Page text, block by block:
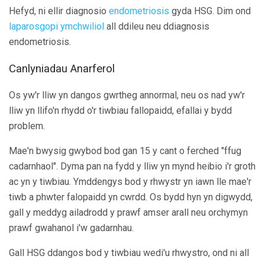
Hefyd, ni ellir diagnosio endometriosis gyda HSG. Dim ond
laparosgopi ymchwiliol all ddileu neu ddiagnosis
endometriosis.
Canlyniadau Anarferol
Os yw'r lliw yn dangos gwrtheg annormal, neu os nad yw'r
lliw yn llifo'n rhydd o'r tiwbiau fallopaidd, efallai y bydd
problem.
Mae'n bwysig gwybod bod gan 15 y cant o ferched "ffug
cadarnhaol". Dyma pan na fydd y lliw yn mynd heibio i'r groth
ac yn y tiwbiau. Ymddengys bod y rhwystr yn iawn lle mae'r
tiwb a phwter falopaidd yn cwrdd. Os bydd hyn yn digwydd,
gall y meddyg ailadrodd y prawf amser arall neu orchymyn
prawf gwahanol i'w gadarnhau.
Gall HSG ddangos bod y tiwbiau wedi'u rhwystro, ond ni all